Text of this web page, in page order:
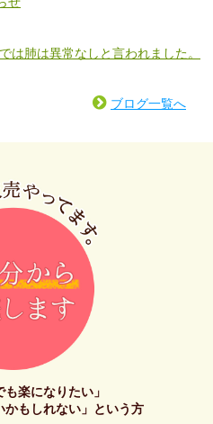
は肺は異常なしと言われました。
ブログ一覧へ
も楽になりたい」
かもしれない」という方